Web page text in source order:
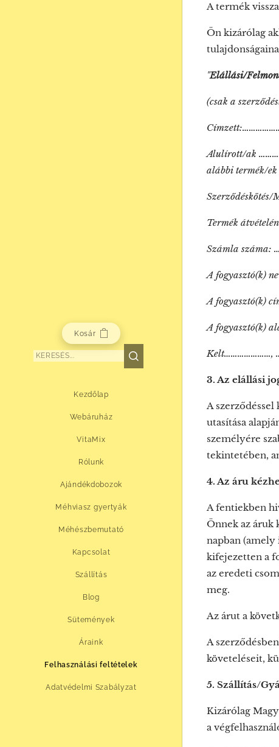
Kosár
Kezdőlap
Webáruház
VitaMix
Rólunk
Ajándékdobozok
Méhviasz gyertyák
Méhészbemutató
Kapcsolat
Szállítás
Blog
Sütemények
Áraink
Felhasználási feltételek
Adatvédelmi Szabályzat
A termék
Ön kizárólag
"Elállási/
(csak a
Alulírott/ak
alábbi termék/
Termék
Számla
A
A
A fogyasztó(k)
Kelt…………………,
3. Az elállási
A
utasítása
személyére
tekintetében,
4. Az áru
A fentiekben
Önnek az áruk
napban (amely
kifejezetten a
az eredeti
meg.
Az árut a
A
követeléseit,
5. Szállítás/
Kizárólag
a